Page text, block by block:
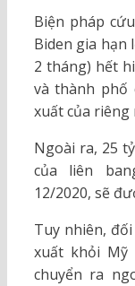
Biện pháp
Biden gia hạn
2 tháng) ​​hết
và thành phố
xuất của riêng
Ngoài ra, 25
của liên
12/2020, sẽ
Tuy nhiên,
xuất khỏi Mỹ
chuyển ra